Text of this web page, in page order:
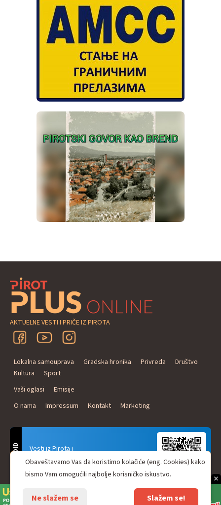
×
AKTUELNE VESTI I PRIČE IZ PIROTA
Lokalna samouprava Gradska hronika Privreda
Društvo
Kultura
Sport
Vaši oglasi
Emisije
O nama
Impressum Kontakt Marketing
Vesti iz Pirota i
Naxi Plus Radio
Uvek u Vašem džepu!
ANDROID Obaveštavamo Vas da koristimo kolačiće (eng. Cookies) kako
bismo Vam omogućili najbolje korisničko iskustvo.
Ne slažem se Slažem se!